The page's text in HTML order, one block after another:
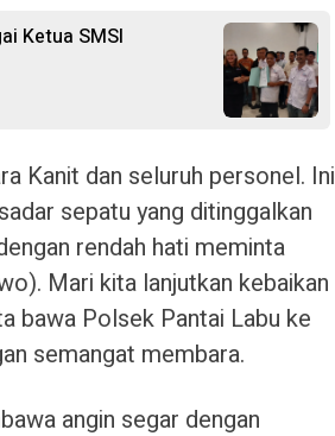
Ketua SMSI
Kanit dan seluruh personel. Ini
sepatu yang ditinggalkan
rendah hati meminta
Mari kita lanjutkan kebaikan
bawa Polsek Pantai Labu ke
semangat membara.
angin segar dengan